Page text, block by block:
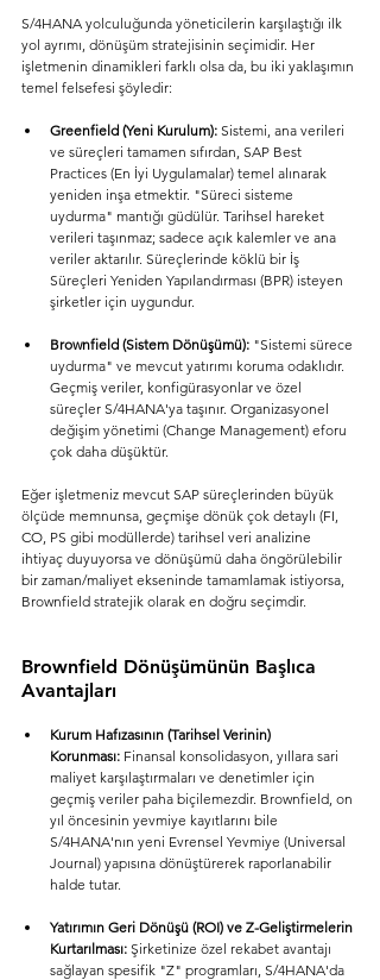
S/4HANA yolculuğunda yöneticilerin karşılaştığı ilk
yol ayrımı, dönüşüm stratejisinin seçimidir. Her
işletmenin dinamikleri farklı olsa da, bu iki yaklaşımın
temel felsefesi şöyledir:
Greenfield (Yeni Kurulum): Sistemi, ana verileri
ve süreçleri tamamen sıfırdan, SAP Best
Practices (En İyi Uygulamalar) temel alınarak
yeniden inşa etmektir. "Süreci sisteme
uydurma" mantığı güdülür. Tarihsel hareket
verileri taşınmaz; sadece açık kalemler ve ana
veriler aktarılır. Süreçlerinde köklü bir İş
Süreçleri Yeniden Yapılandırması (BPR) isteyen
şirketler için uygundur.
Brownfield (Sistem Dönüşümü): "Sistemi sürece
uydurma" ve mevcut yatırımı koruma odaklıdır.
Geçmiş veriler, konfigürasyonlar ve özel
süreçler S/4HANA'ya taşınır. Organizasyonel
değişim yönetimi (Change Management) eforu
çok daha düşüktür.
Eğer işletmeniz mevcut SAP süreçlerinden büyük
ölçüde memnunsa, geçmişe dönük çok detaylı (FI,
CO, PS gibi modüllerde) tarihsel veri analizine
ihtiyaç duyuyorsa ve dönüşümü daha öngörülebilir
bir zaman/maliyet ekseninde tamamlamak istiyorsa,
Brownfield stratejik olarak en doğru seçimdir.
Brownfield Dönüşümünün Başlıca
Avantajları
Kurum Hafızasının (Tarihsel Verinin)
Korunması: Finansal konsolidasyon, yıllara sari
maliyet karşılaştırmaları ve denetimler için
geçmiş veriler paha biçilemezdir. Brownfield, on
yıl öncesinin yevmiye kayıtlarını bile
S/4HANA'nın yeni Evrensel Yevmiye (Universal
Journal) yapısına dönüştürerek raporlanabilir
halde tutar.
Yatırımın Geri Dönüşü (ROI) ve Z-Geliştirmelerin
Kurtarılması: Şirketinize özel rekabet avantajı
sağlayan spesifik "Z" programları, S/4HANA'da